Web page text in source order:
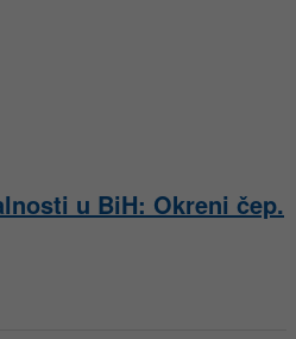
u BiH: Okreni čep.